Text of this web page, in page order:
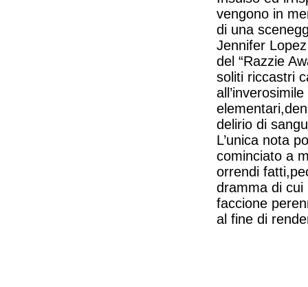
vengono in
di una
Jennifer
del “Razzie
soliti riccastri
delirio di
L’unica nota
cominciato a
orrendi
dramma di cui
faccione
al fine di